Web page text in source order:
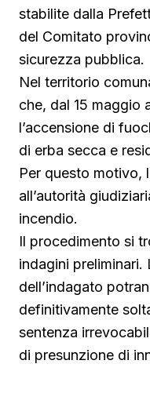
stabilite dalla
del Comitato
sicurezza pubblica.
Nel territorio
che, dal 15 maggio
l’accensione di
di erba secca e
Per questo motivo,
all’autorità
incendio.
Il procedimento si
indagini preliminari.
dell’indagato
definitivamente
sentenza
di presunzione di